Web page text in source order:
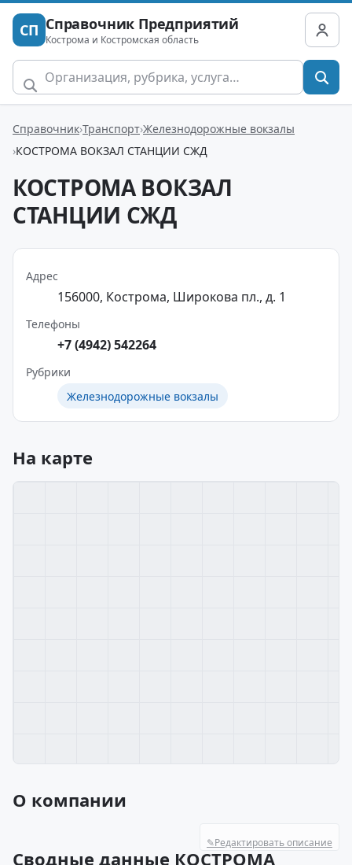
СП Справочник Предприятий
Кострома и Костромская область
Справочник Транспорт Железнодорожные вокзалы
КОСТРОМА ВОКЗАЛ СТАНЦИИ СЖД
КОСТРОМА ВОКЗАЛ
СТАНЦИИ СЖД
Адрес
156000, Кострома, Широкова пл., д. 1
Телефоны
+7 (4942) 542264
Рубрики
Железнодорожные вокзалы
На карте
О компании
✎Редактировать описание
Сводные данные КОСТРОМА